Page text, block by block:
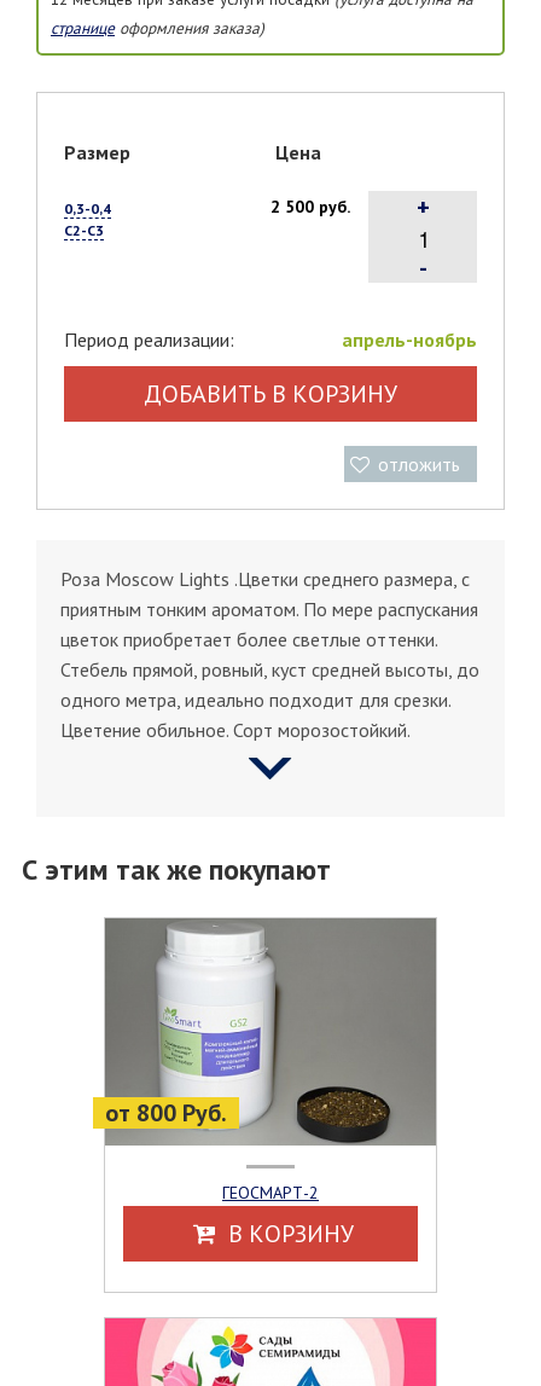
страницеоформления заказа)
Размер Цена
0,3-0,4
С2-С3
2 500 руб.
-
+
Период реализации: апрель-ноябрь
ДОБАВИТЬ В КОРЗИНУ
отложить
Роза Moscow Lights .Цветки среднего размера, с
приятным тонким ароматом. По мере распускания
цветок приобретает более светлые оттенки.
Стебель прямой, ровный, куст средней высоты, до
одного метра, идеально подходит для срезки.
Цветение обильное. Сорт морозостойкий.
С этим так же покупают
от 800 Руб.
ГЕОСМАРТ-2
В КОРЗИНУ